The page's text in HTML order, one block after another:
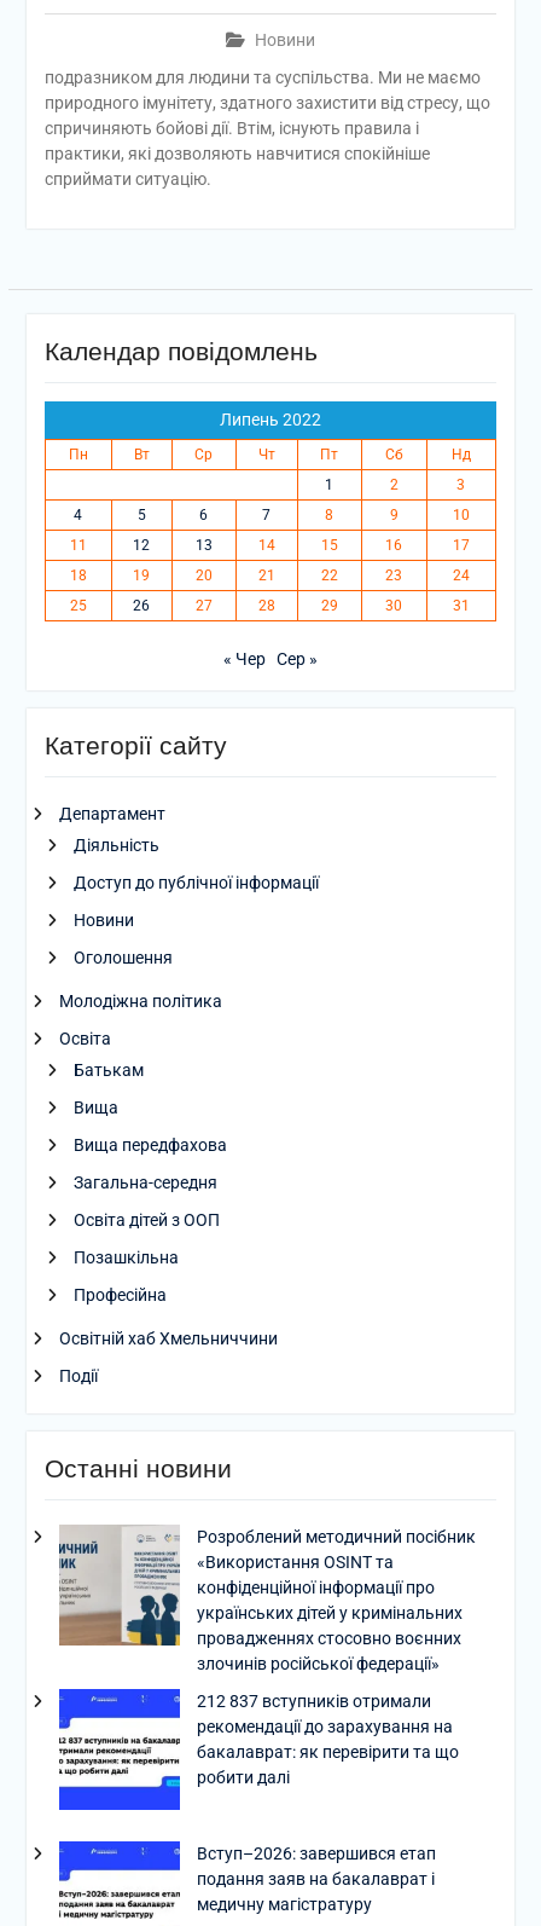
Новини
подразником для людини та суспільства. Ми не маємо
природного імунітету, здатного захистити від стресу, що
спричиняють бойові дії. Втім, існують правила і
практики, які дозволяють навчитися спокійніше
сприймати ситуацію.
Календар повідомлень
Липень 2022
Пн Вт Ср Чт Пт Сб
Нд
1
2
3
4
5 6 7 8 9
10
11
12 13 14 15 16
17
18
19 20 21 22 23
24
25
26 27 28 29 30 31
« Чер Сер »
Категорії сайту
Департамент
Діяльність
Доступ до публічної інформації
Новини
Оголошення
Молодіжна політика
Освіта
Батькам
Вища
Вища передфахова
Загальна-середня
Освіта дітей з ООП
Позашкільна
Професійна
Освітній хаб Хмельниччини
Події
Останні новини
Розроблений методичний посібник
«Використання OSINT та
конфіденційної інформації про
українських дітей у кримінальних
провадженнях стосовно воєнних
злочинів російської федерації»
212 837 вступників отримали
рекомендації до зарахування на
бакалаврат: як перевірити та що
робити далі
Вступ–2026: завершився етап
подання заяв на бакалаврат і
медичну магістратуру